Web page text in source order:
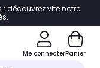
découvrez vite notre
Me connecterPanier